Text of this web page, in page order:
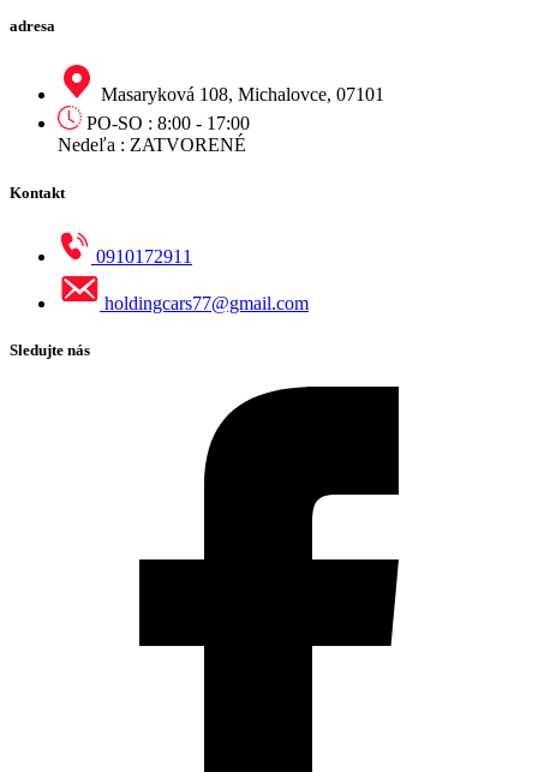
adresa
Masaryková 108, Michalovce, 07101
PO-SO : 8:00 - 17:00
Nedeľa : ZATVORENÉ
Kontakt
0910172911
holdingcars77@gmail.com
Sledujte nás